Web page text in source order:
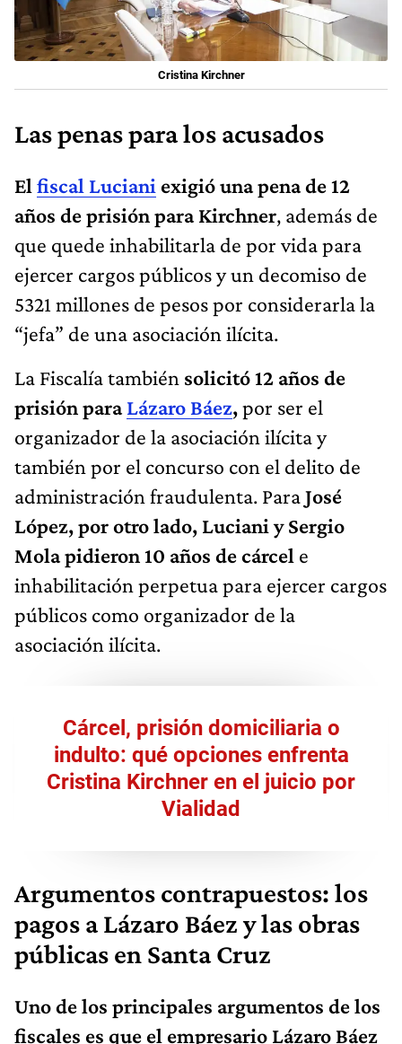
Cristina Kirchner
Las penas para los acusados
El fiscal Luciani exigió una pena de 12
años de prisión para Kirchner, además de
que quede inhabilitarla de por vida para
ejercer cargos públicos y un decomiso de
5321 millones de pesos por considerarla la
“jefa” de una asociación ilícita.
La Fiscalía también solicitó 12 años de
prisión paraLázaro Báez,por ser el
organizador de la asociación ilícita y
también por el concurso con el delito de
administración fraudulenta. ParaJosé
López, por otro lado, Luciani y Sergio
Mola pidieron 10 años de cárcel e
inhabilitación perpetua para ejercer cargos
públicos como organizador de la
asociación ilícita.
Cárcel, prisión domiciliaria o
indulto: qué opciones enfrenta
Cristina Kirchner en el juicio por
Vialidad
Argumentos contrapuestos: los
pagos a Lázaro Báez y las obras
públicas en Santa Cruz
Uno de los principales argumentos de los
fiscales es que el empresario Lázaro Báez